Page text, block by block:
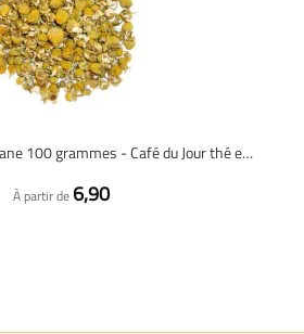
Camomille pure - Tisane 100 grammes - Café du Jour thé en vrac
À partir de 6,90